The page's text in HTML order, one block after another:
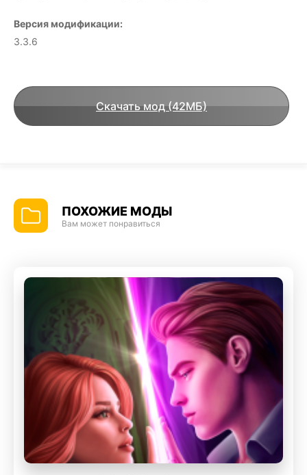
Версия модификации:
3.3.6
Скачать мод (42МБ)
ПОХОЖИЕ МОДЫ
Вам может понравиться